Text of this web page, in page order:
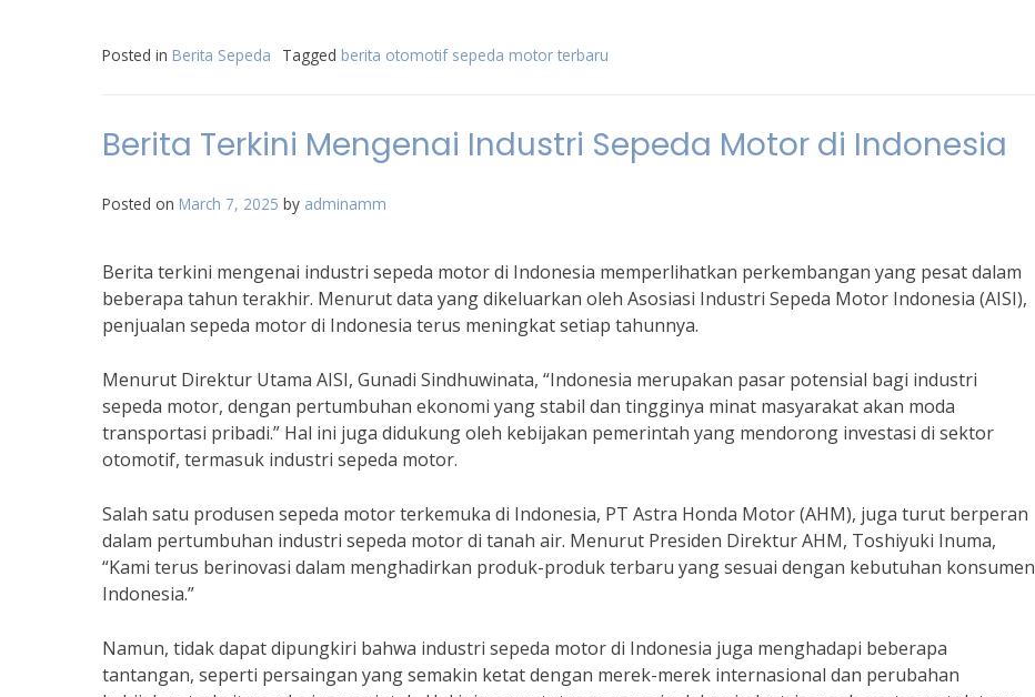
Posted in Berita Sepeda Tagged berita otomotif sepeda motor terbaru
Berita Terkini Mengenai Industri Sepeda Motor di Indonesia
Posted on March 7, 2025 by adminamm
Berita terkini mengenai industri sepeda motor di Indonesia memperlihatkan perkembangan yang pesat dalam
beberapa tahun terakhir. Menurut data yang dikeluarkan oleh Asosiasi Industri Sepeda Motor Indonesia (AISI),
penjualan sepeda motor di Indonesia terus meningkat setiap tahunnya.
Menurut Direktur Utama AISI, Gunadi Sindhuwinata, “Indonesia merupakan pasar potensial bagi industri
sepeda motor, dengan pertumbuhan ekonomi yang stabil dan tingginya minat masyarakat akan moda
transportasi pribadi.” Hal ini juga didukung oleh kebijakan pemerintah yang mendorong investasi di sektor
otomotif, termasuk industri sepeda motor.
Salah satu produsen sepeda motor terkemuka di Indonesia, PT Astra Honda Motor (AHM), juga turut berperan
dalam pertumbuhan industri sepeda motor di tanah air. Menurut Presiden Direktur AHM, Toshiyuki Inuma,
“Kami terus berinovasi dalam menghadirkan produk-produk terbaru yang sesuai dengan kebutuhan konsumen
Indonesia.”
Namun, tidak dapat dipungkiri bahwa industri sepeda motor di Indonesia juga menghadapi beberapa
tantangan, seperti persaingan yang semakin ketat dengan merek-merek internasional dan perubahan